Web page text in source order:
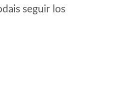
seguir los